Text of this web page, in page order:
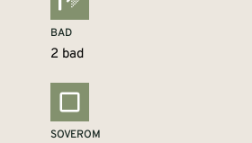
BAD
2 bad
SOVEROM